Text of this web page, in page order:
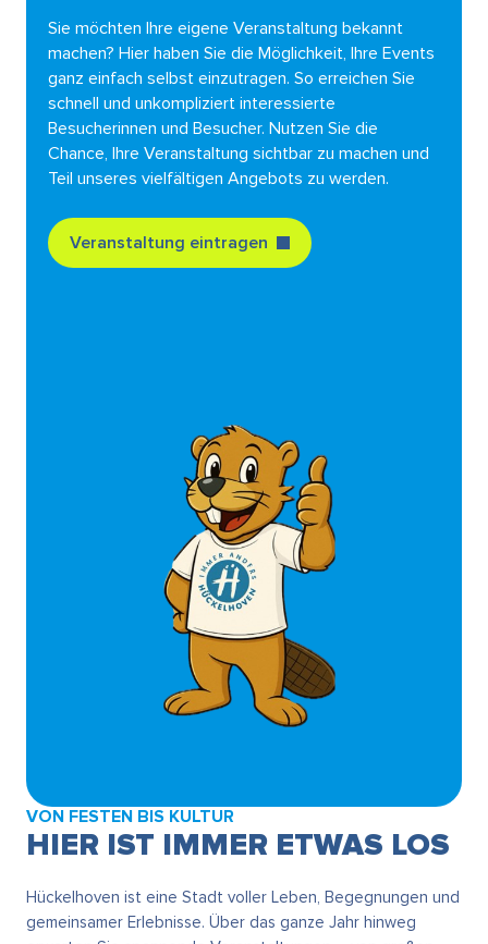
Sie möchten Ihre eigene Veranstaltung bekannt
machen? Hier haben Sie die Möglichkeit, Ihre Events
ganz einfach selbst einzutragen. So erreichen Sie
schnell und unkompliziert interessierte
Besucherinnen und Besucher. Nutzen Sie die
Chance, Ihre Veranstaltung sichtbar zu machen und
Teil unseres vielfältigen Angebots zu werden.
Veranstaltung eintragen
VON FESTEN BIS KULTUR
HIER IST IMMER ETWAS LOS
Hückelhoven ist eine Stadt voller Leben, Begegnungen und
gemeinsamer Erlebnisse. Über das ganze Jahr hinweg